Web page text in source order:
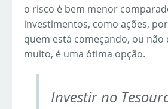
o risco é bem menor
investimentos, como ações,
quem está começando, ou
muito, é uma ótima opção.
Investir no